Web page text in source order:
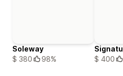
Soleway
$ 380
98%
$ 400